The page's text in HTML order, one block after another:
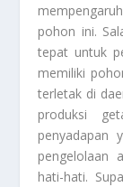
pohon ini.
tepat untuk
memiliki
terletak di
produksi
penyadapan
pengelolaan
hati-hati.